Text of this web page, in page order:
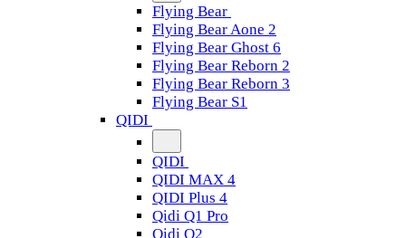
Flying Bear
Flying Bear Aone 2
Flying Bear Ghost 6
Flying Bear Reborn 2
Flying Bear Reborn 3
Flying Bear S1
QIDI
QIDI
QIDI MAX 4
QIDI Plus 4
Qidi Q1 Pro
Qidi Q2